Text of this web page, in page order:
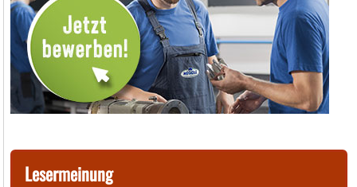
Lesermeinung